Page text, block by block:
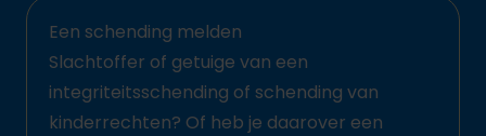
Een schending melden
Slachtoffer of getuige van een
integriteitsschending of schending van
kinderrechten? Of heb je daarover een